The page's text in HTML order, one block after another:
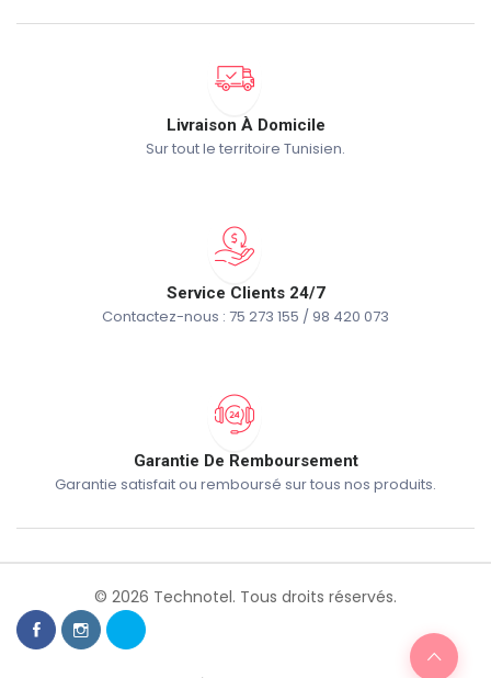
Livraison À Domicile
Sur tout le territoire Tunisien.
Service Clients 24/7
Contactez-nous : 75 273 155 / 98 420 073
Garantie De Remboursement
Garantie satisfait ou remboursé sur tous nos produits.
© 2026 Technotel. Tous droits réservés.